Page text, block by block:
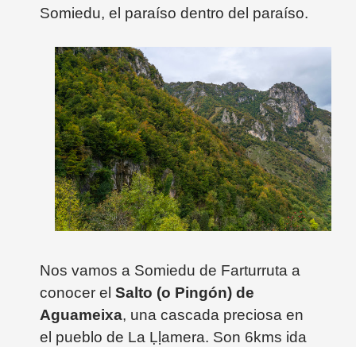
Somiedu, el paraíso dentro del paraíso.
Nos vamos a Somiedu de Farturruta a
conocer el Salto (o Pingón) de
Aguameixa, una cascada preciosa en
el pueblo de La Ḷḷamera. Son 6kms ida